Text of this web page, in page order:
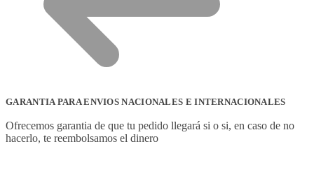
GARANTIA PARA ENVIOS NACIONALES E INTERNACIONALES
Ofrecemos garantia de que tu pedido llegará si o si, en caso de no
hacerlo, te reembolsamos el dinero